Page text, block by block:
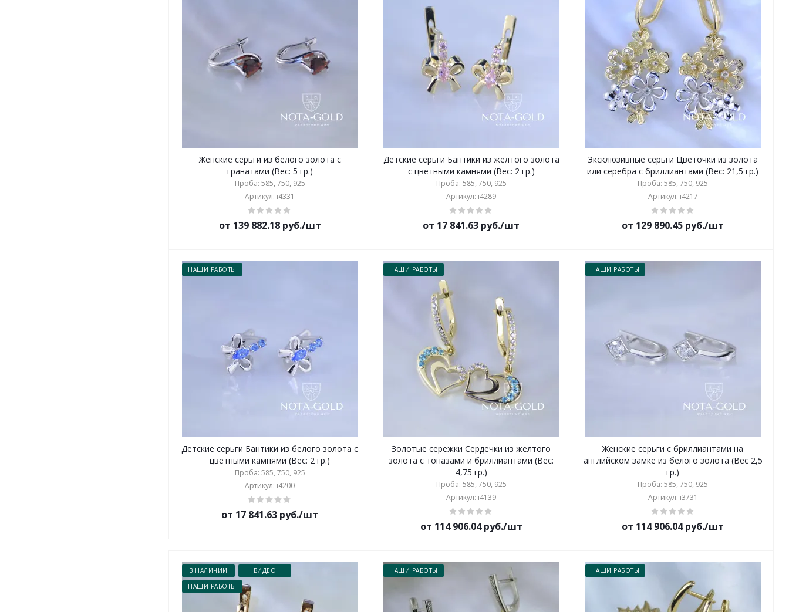
Женские серьги из белого золота с
гранатами (Вес: 5 гр.)
Проба: 585, 750, 925
Артикул: i4331
от 139 882.18 руб./шт
Детские серьги Бантики из желтого золота
с цветными камнями (Вес: 2 гр.)
Проба: 585, 750, 925
Артикул: i4289
от 17 841.63 руб./шт
Эксклюзивные серьги Цветочки из золота
или серебра с бриллиантами (Вес: 21,5 гр.)
Проба: 585, 750, 925
Артикул: i4217
от 129 890.45 руб./шт
НАШИ РАБОТЫ
Детские серьги Бантики из белого золота с
цветными камнями (Вес: 2 гр.)
Проба: 585, 750, 925
Артикул: i4200
от 17 841.63 руб./шт
НАШИ РАБОТЫ
Золотые сережки Сердечки из желтого
золота с топазами и бриллиантами (Вес:
4,75 гр.)
Проба: 585, 750, 925
Артикул: i4139
от 114 906.04 руб./шт
НАШИ РАБОТЫ
Женские серьги с бриллиантами на
английском замке из белого золота (Вес 2,5
гр.)
Проба: 585, 750, 925
Артикул: i3731
от 114 906.04 руб./шт
В НАЛИЧИИ
ВИДЕО
НАШИ РАБОТЫ
НАШИ РАБОТЫ НАШИ РАБОТЫ